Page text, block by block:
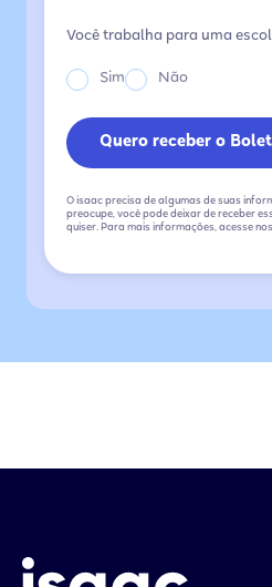
Você trabalha para uma
Sim Não
O isaac precisa de algumas de suas
preocupe, você pode deixar de receber
quiser. Para mais informações, acesse